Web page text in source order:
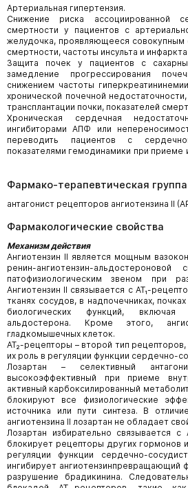
Артериальная гипертензия.
Снижение риска ассоциированной
смертности у пациентов с
желудочка, проявляющееся
смертности, частоты инсульта и
Защита почек у пациентов с
замедление прогрессирования
снижением частоты
хронической почечной
трансплантации почки, показателей
Хроническая сердечная
ингибиторами АПФ или
переводить пациентов с
показателями гемодинамики при
Фармако-терапевтическая группа
антагонист рецепторов ангиотензина II
Фармакологические свойства
Механизм действия
Ангиотензин II является мощным
ренин-ангиотензин-
патофизиологическим звеном при
Ангиотензин II связывается с AT₁-
тканях сосудов, в надпочечниках,
биологических функций,
альдостерона. Кроме этого,
гладкомышечных клеток.
АТ₂-рецепторы – второй тип
их роль в регуляции функции сердечно-
Лозартан – селективный
высокоэффективный при приеме
активный карбоксилированный
блокируют все физиологические
источника или пути синтеза. В
ангиотензина II лозартан не обладает
Лозартан избирательно связывается
блокирует рецепторы других гормонов
регуляции функции сердечно-
ингибирует ангиотензинпревращающий
разрушение брадикинина.